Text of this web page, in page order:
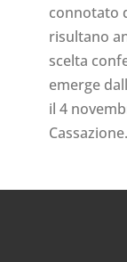
connotato
risultano
scelta
emerge
il 4
Cassazione.